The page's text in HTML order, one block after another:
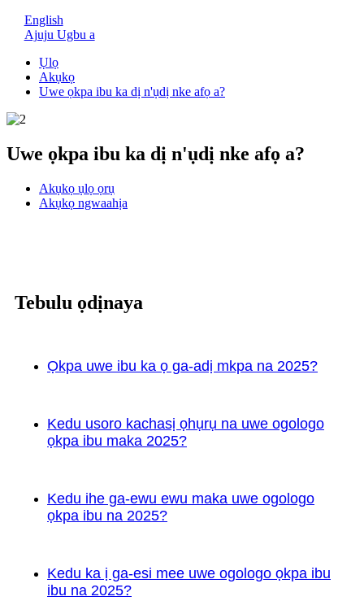
English
Ajuju Ugbu a
Ụlọ
Akụkọ
Uwe ọkpa ibu ka dị n'ụdị nke afọ a?
Uwe ọkpa ibu ka dị n'ụdị nke afọ a?
Akụkọ ụlọ ọrụ
Akụkọ ngwaahịa
Tebulu ọdịnaya
Ọkpa uwe ibu ka ọ ga-adị mkpa na 2025?
Kedu usoro kachasị ọhụrụ na uwe ogologo
ọkpa ibu maka 2025?
Kedu ihe ga-ewu ewu maka uwe ogologo
ọkpa ibu na 2025?
Kedu ka ị ga-esi mee uwe ogologo ọkpa ibu
ibu na 2025?